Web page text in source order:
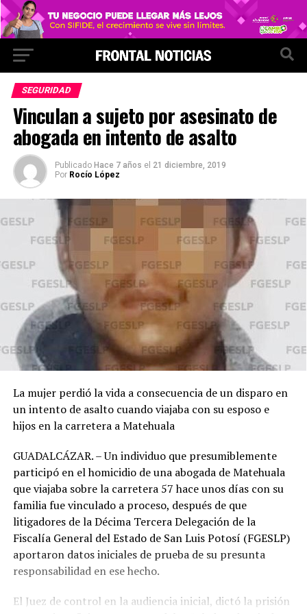
SEGURIDAD
Vinculan a sujeto por asesinato de
abogada en intento de asalto
Publicado Hace 7 años el 21 diciembre, 2019
Por Rocío López
La mujer perdió la vida a consecuencia de un disparo en
un intento de asalto cuando viajaba con su esposo e
hijos en la carretera a Matehuala
GUADALCÁZAR. – Un individuo que presumiblemente
participó en el homicidio de una abogada de Matehuala
que viajaba sobre la carretera 57 hace unos días con su
familia fue vinculado a proceso, después de que
litigadores de la Décima Tercera Delegación de la
Fiscalía General del Estado de San Luis Potosí (FGESLP)
aportaron datos iniciales de prueba de su presunta
responsabilidad en ese hecho.
El Juez de control en la audiencia inicial, dictó la prisión